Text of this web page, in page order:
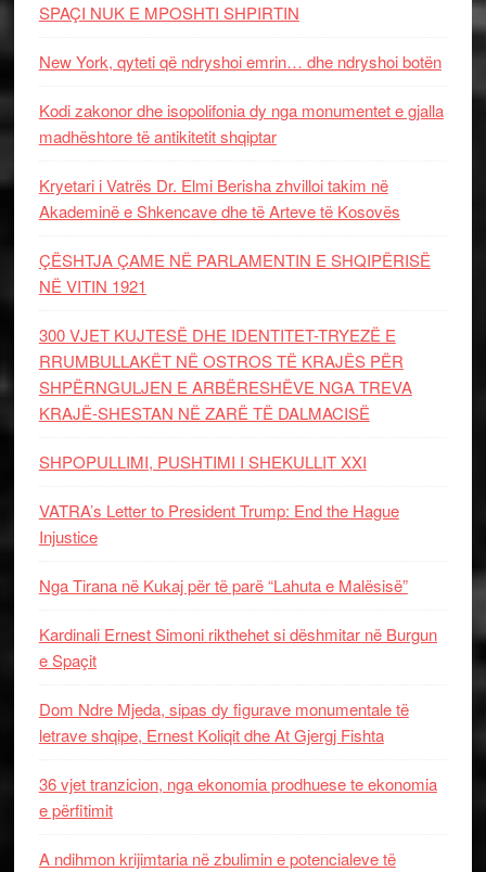
SPAÇI NUK E MPOSHTI SHPIRTIN
New York, qyteti që ndryshoi emrin… dhe ndryshoi botën
Kodi zakonor dhe isopolifonia dy nga monumentet e gjalla
madhështore të antikitetit shqiptar
Kryetari i Vatrës Dr. Elmi Berisha zhvilloi takim në
Akademinë e Shkencave dhe të Arteve të Kosovës
ÇËSHTJA ÇAME NË PARLAMENTIN E SHQIPËRISË
NË VITIN 1921
300 VJET KUJTESË DHE IDENTITET-TRYEZË E
RRUMBULLAKËT NË OSTROS TË KRAJËS PËR
SHPËRNGULJEN E ARBËRESHËVE NGA TREVA
KRAJË-SHESTAN NË ZARË TË DALMACISË
SHPOPULLIMI, PUSHTIMI I SHEKULLIT XXI
VATRA’s Letter to President Trump: End the Hague
Injustice
Nga Tirana në Kukaj për të parë “Lahuta e Malësisë”
Kardinali Ernest Simoni rikthehet si dëshmitar në Burgun
e Spaçit
Dom Ndre Mjeda, sipas dy figurave monumentale të
letrave shqipe, Ernest Koliqit dhe At Gjergj Fishta
36 vjet tranzicion, nga ekonomia prodhuese te ekonomia
e përfitimit
A ndihmon krijimtaria në zbulimin e potencialeve të